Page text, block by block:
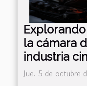
la cámara
industria
Jue. 5 de octubre